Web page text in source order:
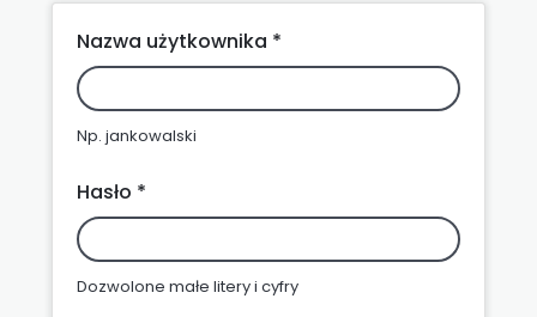
Nazwa użytkownika *
Np. jankowalski
Hasło *
Dozwolone małe litery i cyfry